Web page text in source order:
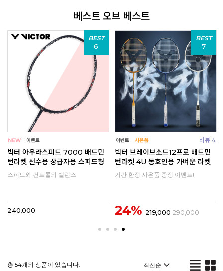
베스트 오브 베스트
BEST
6
빅터 아우라스피드 7000 배드민
턴라켓 선수용 상급자용 스피드형
스피드와 컨트롤의 밸런스
240,000
BEST
7
리뷰 4
빅터 브레이브소드12프로 배드민
턴라켓 4U 동호인용 가벼운 라켓
기간 한정 사은품 증정 이벤트!
24% 219,000 290,000
총 54개의 상품이 있습니다.